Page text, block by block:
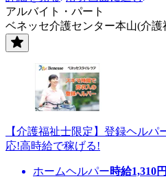
アルバイト・パート
ベネッセ介護センター本山(介護
【介護福祉士限定】登録ヘル
応!高時給で稼げる!
ホームヘルパー時給1,310